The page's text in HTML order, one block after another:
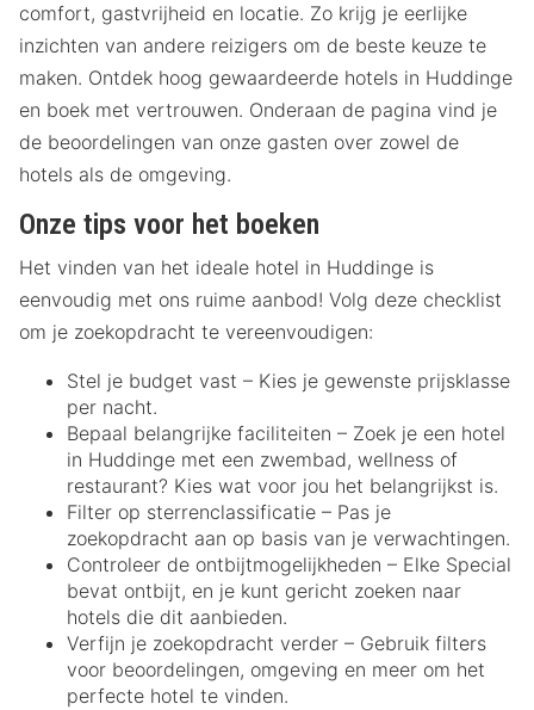
comfort, gastvrijheid en locatie. Zo krijg je eerlijke
inzichten van andere reizigers om de beste keuze te
maken. Ontdek hoog gewaardeerde hotels in Huddinge
en boek met vertrouwen. Onderaan de pagina vind je
de beoordelingen van onze gasten over zowel de
hotels als de omgeving.
Onze tips voor het boeken
Het vinden van het ideale hotel in Huddinge is
eenvoudig met ons ruime aanbod! Volg deze checklist
om je zoekopdracht te vereenvoudigen:
Stel je budget vast – Kies je gewenste prijsklasse
per nacht.
Bepaal belangrijke faciliteiten – Zoek je een hotel
in Huddinge met een zwembad, wellness of
restaurant? Kies wat voor jou het belangrijkst is.
Filter op sterrenclassificatie – Pas je
zoekopdracht aan op basis van je verwachtingen.
Controleer de ontbijtmogelijkheden – Elke Special
bevat ontbijt, en je kunt gericht zoeken naar
hotels die dit aanbieden.
Verfijn je zoekopdracht verder – Gebruik filters
voor beoordelingen, omgeving en meer om het
perfecte hotel te vinden.